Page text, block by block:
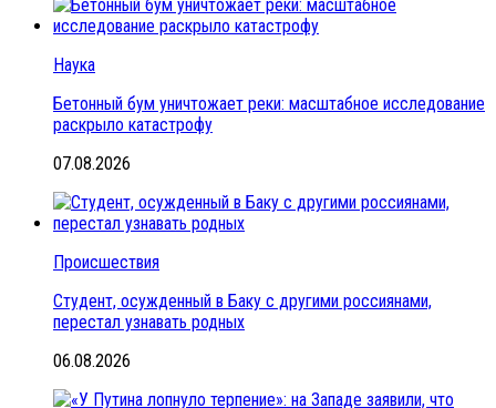
Наука
Бетонный бум уничтожает реки: масштабное исследование
раскрыло катастрофу
07.08.2026
Происшествия
Студент, осужденный в Баку с другими россиянами,
перестал узнавать родных
06.08.2026